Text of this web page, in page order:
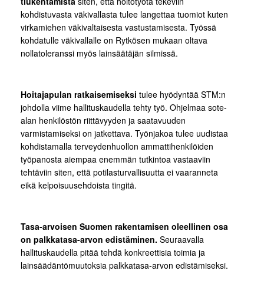
kohdistuvasta väkivallasta tulee langettaa tuomiot kuten
virkamiehen väkivaltaisesta vastustamisesta. Työssä
kohdatulle väkivallalle on Rytkösen mukaan oltava
nollatoleranssi myös lainsäätäjän silmissä.
Hoitajapulan ratkaisemiseksi tulee hyödyntää STM:n
johdolla viime hallituskaudella tehty työ. Ohjelmaa sote-
alan henkilöstön riittävyyden ja saatavuuden
varmistamiseksi on jatkettava. Työnjakoa tulee uudistaa
kohdistamalla terveydenhuollon ammattihenkilöiden
työpanosta aiempaa enemmän tutkintoa vastaaviin
tehtäviin siten, että potilasturvallisuutta ei vaaranneta
eikä kelpoisuusehdoista tingitä.
Tasa-arvoisen Suomen rakentamisen oleellinen osa
on palkkatasa-arvon edistäminen. Seuraavalla
hallituskaudella pitää tehdä konkreettisia toimia ja
lainsäädäntömuutoksia palkkatasa-arvon edistämiseksi.